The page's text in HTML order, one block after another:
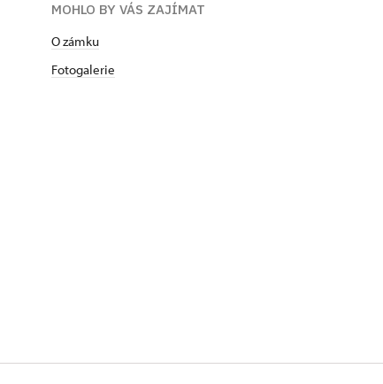
MOHLO BY VÁS ZAJÍMAT
O zámku
Fotogalerie